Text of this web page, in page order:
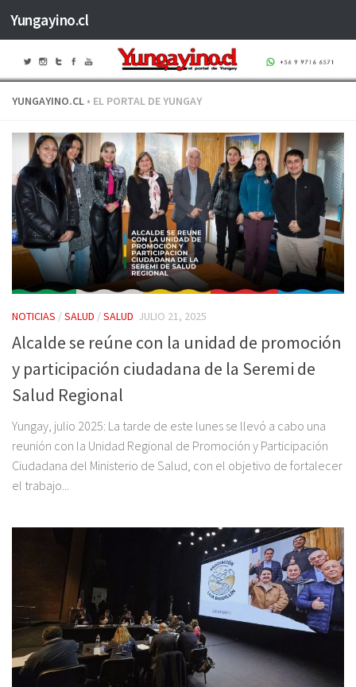
Saltar al contenido
Yungayino.cl
YUNGAYINO.CL • EL PORTAL DE YUNGAY
NOTICIAS /SALUD /SALUD JULIO 21, 2025
Alcalde se reúne con la unidad de promoción
y participación ciudadana de la Seremi de
Salud Regional
Yungay, julio 2025: La tarde de este lunes se llevó a cabo una
reunión con la Unidad Regional de Promoción y Participación
Ciudadana del Ministerio de Salud, con el objetivo de fortalecer
el trabajo...